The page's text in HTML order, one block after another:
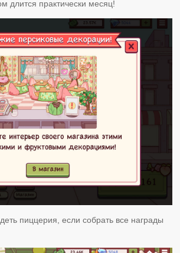
длится практически месяц!
пиццерия, если собрать все награды